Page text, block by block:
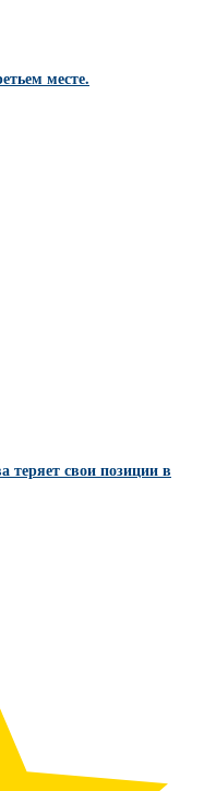
месте.
свои позиции в